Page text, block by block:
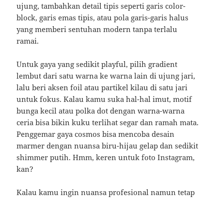
ujung, tambahkan detail tipis seperti garis color-
block, garis emas tipis, atau pola garis-garis halus
yang memberi sentuhan modern tanpa terlalu
ramai.
Untuk gaya yang sedikit playful, pilih gradient
lembut dari satu warna ke warna lain di ujung jari,
lalu beri aksen foil atau partikel kilau di satu jari
untuk fokus. Kalau kamu suka hal-hal imut, motif
bunga kecil atau polka dot dengan warna-warna
ceria bisa bikin kuku terlihat segar dan ramah mata.
Penggemar gaya cosmos bisa mencoba desain
marmer dengan nuansa biru-hijau gelap dan sedikit
shimmer putih. Hmm, keren untuk foto Instagram,
kan?
Kalau kamu ingin nuansa profesional namun tetap